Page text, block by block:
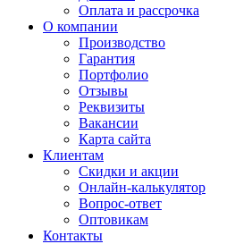
Оплата и рассрочка
О компании
Производство
Гарантия
Портфолио
Отзывы
Реквизиты
Вакансии
Карта сайта
Клиентам
Скидки и акции
Онлайн-калькулятор
Вопрос-ответ
Оптовикам
Контакты